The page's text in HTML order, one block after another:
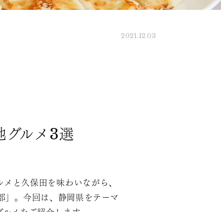
2021.12.03
グルメ3選
と久保田を味わいながら、
」。今回は、静岡県をテーマ